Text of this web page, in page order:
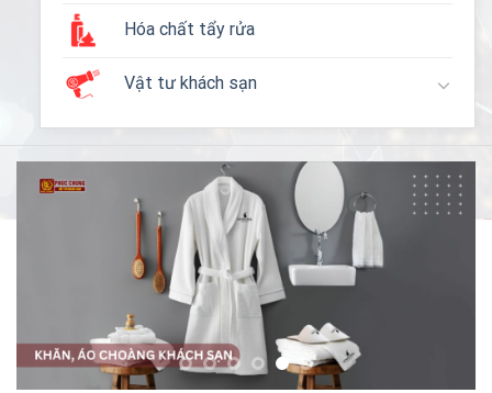
Hóa chất tẩy rửa
Vật tư khách sạn